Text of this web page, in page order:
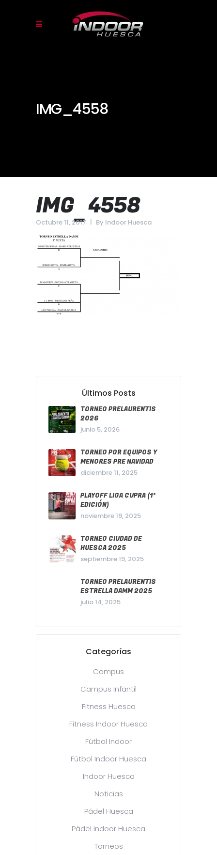
IMG_4558
IMG_4558
Octubre 11, 2017 By Indoor Huesca
Últimos Posts
TORNEO PRELAURENTIS
2026
junio 5, 2026
TORNEO POR EQUIPOS Y
MENORES PRE NAVIDAD
diciembre 11, 2025
PLAYOFF LIGA CUPRA (1ª
EDICIÓN)
noviembre 19, 2025
TORNEO CIUDAD DE
HUESCA 2025
septiembre 19, 2025
TORNEO PRELAURENTIS
ESTRELLA DAMM 2025
julio 14, 2025
Categorías
Campus
Campus Infantil
Fitness Huesca
Fitness Indoor Huesca
Fútbol Indoor
Fútbol Indoor Huesca
Indoor Huesca
Noticias
Pádel Huesca
Pádel Indoor Huesca
Torneos